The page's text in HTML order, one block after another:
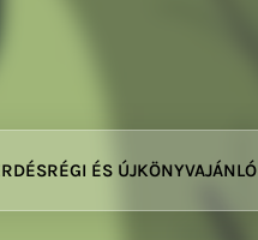
RÉGI ÉS ÚJKÖNYVAJÁNLÓ